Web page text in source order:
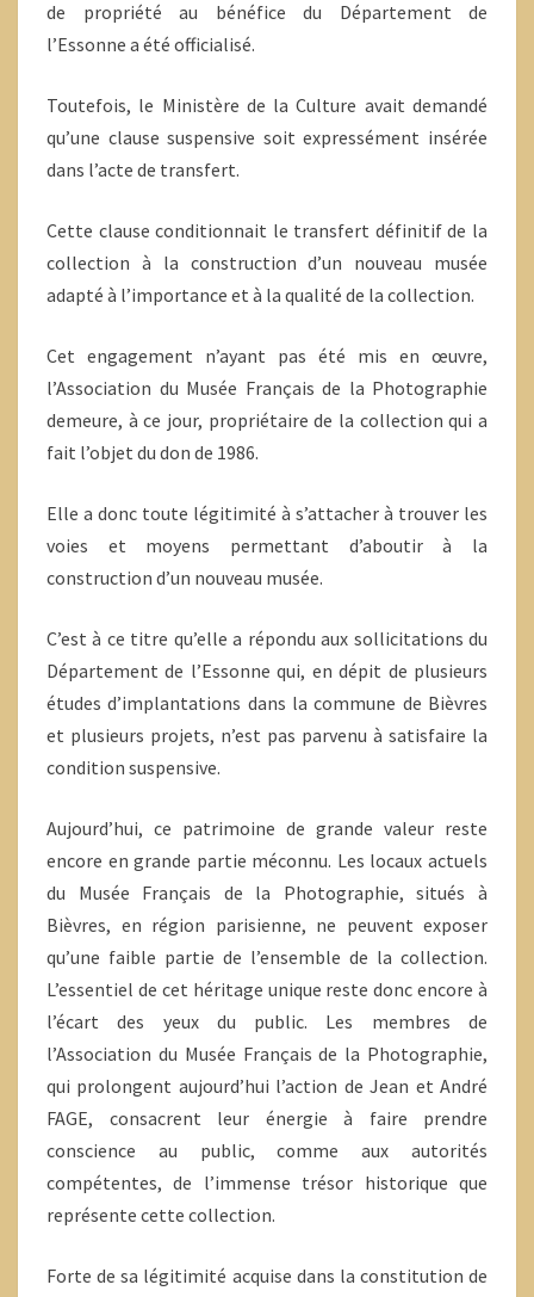
de propriété au bénéfice du Département de
l’Essonne a été officialisé.
Toutefois, le Ministère de la Culture avait demandé
qu’une clause suspensive soit expressément insérée
dans l’acte de transfert.
Cette clause conditionnait le transfert définitif de la
collection à la construction d’un nouveau musée
adapté à l’importance et à la qualité de la collection.
Cet engagement n’ayant pas été mis en œuvre,
l’Association du Musée Français de la Photographie
demeure, à ce jour, propriétaire de la collection qui a
fait l’objet du don de 1986.
Elle a donc toute légitimité à s’attacher à trouver les
voies et moyens permettant d’aboutir à la
construction d’un nouveau musée.
C’est à ce titre qu’elle a répondu aux sollicitations du
Département de l’Essonne qui, en dépit de plusieurs
études d’implantations dans la commune de Bièvres
et plusieurs projets, n’est pas parvenu à satisfaire la
condition suspensive.
Aujourd’hui, ce patrimoine de grande valeur reste
encore en grande partie méconnu. Les locaux actuels
du Musée Français de la Photographie, situés à
Bièvres, en région parisienne, ne peuvent exposer
qu’une faible partie de l’ensemble de la collection.
L’essentiel de cet héritage unique reste donc encore à
l’écart des yeux du public. Les membres de
l’Association du Musée Français de la Photographie,
qui prolongent aujourd’hui l’action de Jean et André
FAGE, consacrent leur énergie à faire prendre
conscience au public, comme aux autorités
compétentes, de l’immense trésor historique que
représente cette collection.
Forte de sa légitimité acquise dans la constitution de